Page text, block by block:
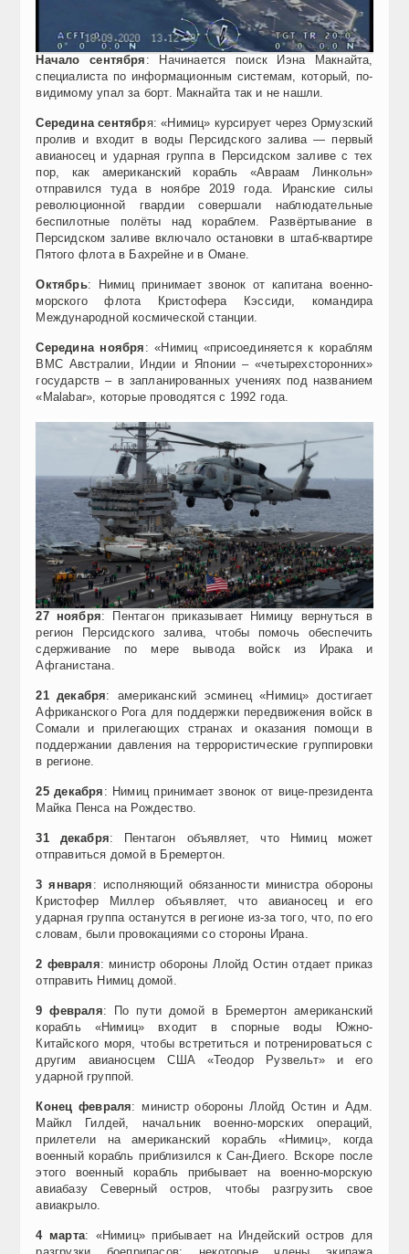
Начало сентября : Начинается поиск Иэна Макнайта,
специалиста по информационным системам, который, по-
видимому упал за борт. Макнайта так и не нашли.
Середина сентября: «Нимиц» курсирует через Ормузский
пролив и входит в воды Персидского залива — первый
авианосец и ударная группа в Персидском заливе с тех
пор, как американский корабль «Авраам Линкольн»
отправился туда в ноябре 2019 года. Иранские силы
революционной гвардии совершали наблюдательные
беспилотные полёты над кораблем. Развёртывание в
Персидском заливе включало остановки в штаб-квартире
Пятого флота в Бахрейне и в Омане.
Октябрь: Нимиц принимает звонок от капитана военно-
морского флота Кристофера Кэссиди, командира
Международной космической станции.
Середина ноября : «Нимиц «присоединяется к кораблям
ВМС Австралии, Индии и Японии – «четырехсторонних»
государств – в запланированных учениях под названием
«Malabar», которые проводятся с 1992 года.
27 ноября: Пентагон приказывает Нимицу вернуться в
регион Персидского залива, чтобы помочь обеспечить
сдерживание по мере вывода войск из Ирака и
Афганистана.
21 декабря: американский эсминец «Нимиц» достигает
Африканского Рога для поддержки передвижения войск в
Сомали и прилегающих странах и оказания помощи в
поддержании давления на террористические группировки
в регионе.
25 декабря : Нимиц принимает звонок от вице-президента
Майка Пенса на Рождество.
31 декабря: Пентагон объявляет, что Нимиц может
отправиться домой в Бремертон.
3 января : исполняющий обязанности министра обороны
Кристофер Миллер объявляет, что авианосец и его
ударная группа останутся в регионе из-за того, что, по его
словам, были провокациями со стороны Ирана.
2 февраля: министр обороны Ллойд Остин отдает приказ
отправить Нимиц домой.
9 февраля: По пути домой в Бремертон американский
корабль «Нимиц» входит в спорные воды Южно-
Китайского моря, чтобы встретиться и потренироваться с
другим авианосцем США «Теодор Рузвельт» и его
ударной группой.
Конец февраля: министр обороны Ллойд Остин и Адм.
Майкл Гилдей, начальник военно-морских операций,
прилетели на американский корабль «Нимиц», когда
военный корабль приблизился к Сан-Диего. Вскоре после
этого военный корабль прибывает на военно-морскую
авиабазу Северный остров, чтобы разгрузить свое
авиакрыло.
4 марта: «Нимиц» прибывает на Индейский остров для